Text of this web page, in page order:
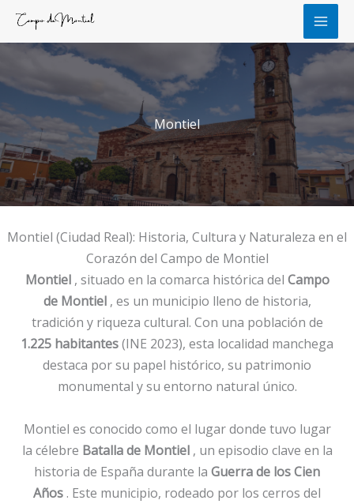
contenido
Montiel
Montiel (Ciudad Real): Historia, Cultura y Naturaleza en el
Corazón del Campo de Montiel
Montiel, situado en la comarca histórica del Campo
de Montiel, es un municipio lleno de historia,
tradición y riqueza cultural. Con una población de
1.225 habitantes(INE 2023), esta localidad manchega
destaca por su papel histórico, su patrimonio
monumental y su entorno natural único.
Montiel es conocido como el lugar donde tuvo lugar
la célebre Batalla de Montiel, un episodio clave en la
historia de España durante la Guerra de los Cien
Años . Este municipio, rodeado por los cerros del